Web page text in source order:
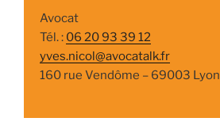
Avocat
Tél. : 06 20 93 39 12
yves.nicol@avocatalk.fr
160 rue Vendôme – 69003 Lyon